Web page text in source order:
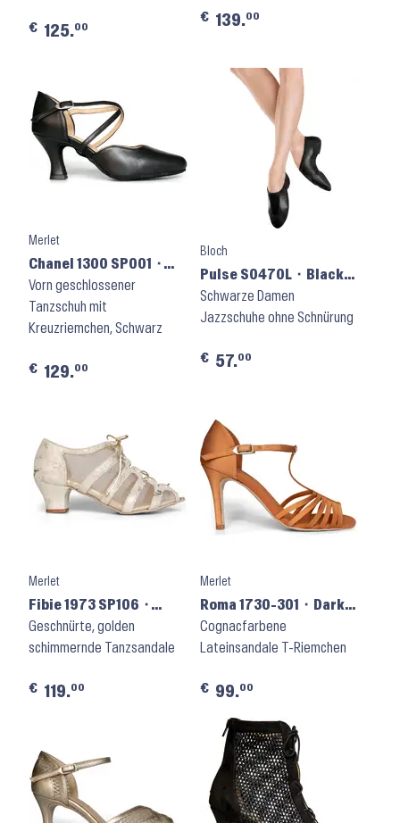
€ 125.00
€ 139.00
Merlet
Chanel 1300 SP001 ⬝
Noir
Vorn geschlossener
Tanzschuh mit
Kreuzriemchen, Schwarz
€ 129.00
Bloch
Pulse S0470L ⬝ Black
Leather
Schwarze Damen
Jazzschuhe ohne Schnürung
€ 57.00
Merlet
Fibie 1973 SP106 ⬝
Beige Cuir Fade
Geschnürte, golden
schimmernde Tanzsandale
€ 119.00
Merlet
Roma 1730-301 ⬝ Dark
Tan Satin
Cognacfarbene
Lateinsandale T-Riemchen
€ 99.00